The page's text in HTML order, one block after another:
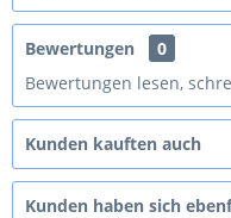
Bewertungen
0
Bewertungen lesen,
Kunden kauften auch
Kunden haben sich